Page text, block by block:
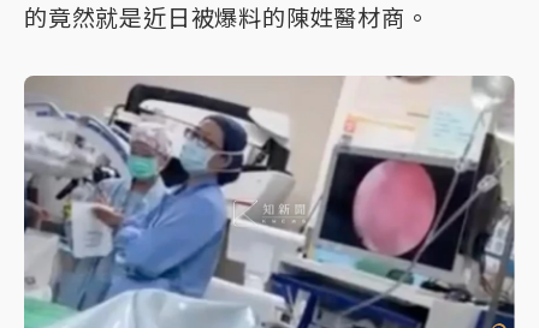
的竟然就是近日被爆料的陳姓醫材商。